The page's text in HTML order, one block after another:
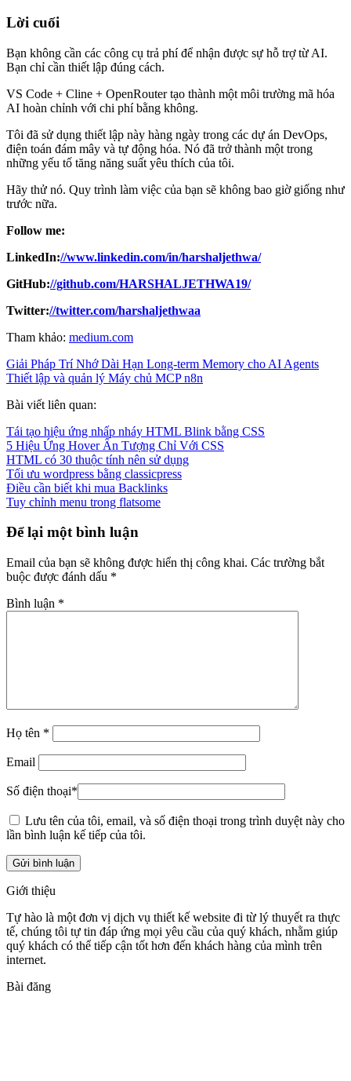
Lời cuối
Bạn không cần các công cụ trả phí để nhận được sự hỗ trợ từ AI.
Bạn chỉ cần thiết lập đúng cách.
VS Code + Cline + OpenRouter tạo thành một môi trường mã hóa
AI hoàn chỉnh với chi phí bằng không.
Tôi đã sử dụng thiết lập này hàng ngày trong các dự án DevOps,
điện toán đám mây và tự động hóa. Nó đã trở thành một trong
những yếu tố tăng năng suất yêu thích của tôi.
Hãy thử nó. Quy trình làm việc của bạn sẽ không bao giờ giống như
trước nữa.
Follow me:
LinkedIn://www.linkedin.com/in/harshaljethwa/
GitHub://github.com/HARSHALJETHWA19/
Twitter://twitter.com/harshaljethwaa
Tham khảo: medium.com
Giải Pháp Trí Nhớ Dài Hạn Long-term Memory cho AI Agents
Thiết lập và quản lý Máy chủ MCP n8n
Bài viết liên quan:
Tái tạo hiệu ứng nhấp nháy HTML Blink bằng CSS
5 Hiệu Ứng Hover Ấn Tượng Chỉ Với CSS
HTML có 30 thuộc tính nên sử dụng
Tối ưu wordpress bằng classicpress
Điều cần biết khi mua Backlinks
Tuy chỉnh menu trong flatsome
Để lại một bình luận
Email của bạn sẽ không được hiển thị công khai. Các trường bắt
buộc được đánh dấu *
Bình luận *
Họ tên *
Email
Số điện thoại*
Lưu tên của tôi, email, và số điện thoại trong trình duyệt này cho
lần bình luận kế tiếp của tôi.
Giới thiệu
Tự hào là một đơn vị dịch vụ thiết kế website đi từ lý thuyết ra thực
tế, chúng tôi tự tin đáp ứng mọi yêu cầu của quý khách, nhằm giúp
quý khách có thể tiếp cận tốt hơn đến khách hàng của mình trên
internet.
Bài đăng